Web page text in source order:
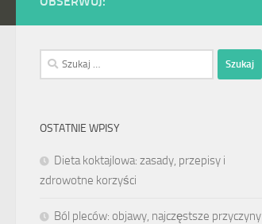
Szukaj:
OSTATNIE WPISY
Dieta koktajlowa: zasady, przepisy i
zdrowotne korzyści
Ból pleców: objawy, najczęstsze przyczyny